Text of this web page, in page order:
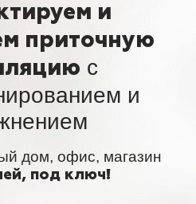
и
приточную
с
и
дом, офис, магазин
под ключ!